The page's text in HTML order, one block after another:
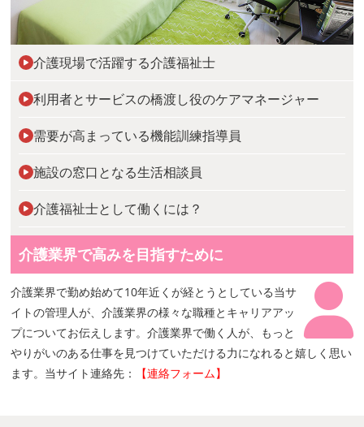
介護現場で活躍する介護福祉士
利用者とサービスの橋渡し役のケアマネージャー
需要が高まっている機能訓練指導員
施設の窓口となる生活相談員
介護福祉士として働くには？
介護業界で高みを目指すために
介護業界で勤め始めて10年近くが経とうとしている当サ
イトの管理人が、介護業界の様々な職種とキャリアアッ
プについてお伝えします。介護業界で働く人が、もっと
やりがいのある仕事を見つけていただける力になれると嬉しく思い
ます。当サイト連絡先：
【連絡フォーム】